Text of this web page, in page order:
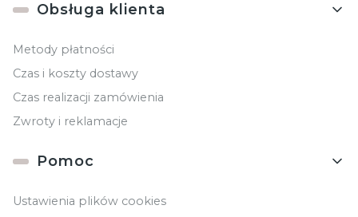
Obsługa klienta
Metody płatności
Czas i koszty dostawy
Czas realizacji zamówienia
Zwroty i reklamacje
Pomoc
Ustawienia plików cookies